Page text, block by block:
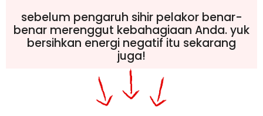
sebelum pengaruh sihir pelakor benar-
benar merenggut kebahagiaan Anda. yuk
bersihkan energi negatif itu sekarang
juga!